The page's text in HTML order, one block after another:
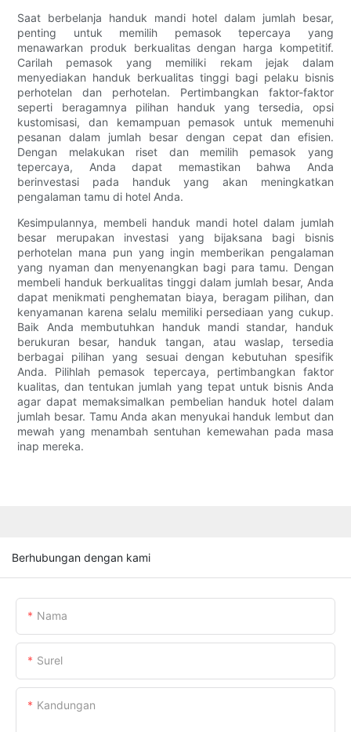
Saat berbelanja handuk mandi hotel dalam jumlah besar,
penting untuk memilih pemasok tepercaya yang
menawarkan produk berkualitas dengan harga kompetitif.
Carilah pemasok yang memiliki rekam jejak dalam
menyediakan handuk berkualitas tinggi bagi pelaku bisnis
perhotelan dan perhotelan. Pertimbangkan faktor-faktor
seperti beragamnya pilihan handuk yang tersedia, opsi
kustomisasi, dan kemampuan pemasok untuk memenuhi
pesanan dalam jumlah besar dengan cepat dan efisien.
Dengan melakukan riset dan memilih pemasok yang
tepercaya, Anda dapat memastikan bahwa Anda
berinvestasi pada handuk yang akan meningkatkan
pengalaman tamu di hotel Anda.
Kesimpulannya, membeli handuk mandi hotel dalam jumlah
besar merupakan investasi yang bijaksana bagi bisnis
perhotelan mana pun yang ingin memberikan pengalaman
yang nyaman dan menyenangkan bagi para tamu. Dengan
membeli handuk berkualitas tinggi dalam jumlah besar, Anda
dapat menikmati penghematan biaya, beragam pilihan, dan
kenyamanan karena selalu memiliki persediaan yang cukup.
Baik Anda membutuhkan handuk mandi standar, handuk
berukuran besar, handuk tangan, atau waslap, tersedia
berbagai pilihan yang sesuai dengan kebutuhan spesifik
Anda. Pilihlah pemasok tepercaya, pertimbangkan faktor
kualitas, dan tentukan jumlah yang tepat untuk bisnis Anda
agar dapat memaksimalkan pembelian handuk hotel dalam
jumlah besar. Tamu Anda akan menyukai handuk lembut dan
mewah yang menambah sentuhan kemewahan pada masa
inap mereka.
Berhubungan dengan kami
Nama
Surel
Kandungan